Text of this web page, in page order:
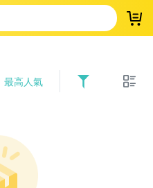
登
最高人氣